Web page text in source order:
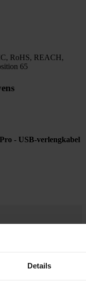
Details
RoHS, REACH,
65
- USB-verlengkabel
Onze deskundige
en verwijzen je